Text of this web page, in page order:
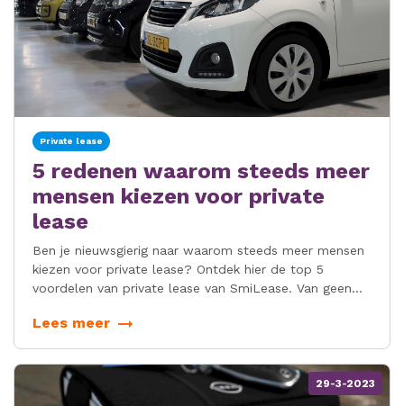
Private lease
5 redenen waarom steeds meer
mensen kiezen voor private
lease
Ben je nieuwsgierig naar waarom steeds meer mensen
kiezen voor private lease? Ontdek hier de top 5
voordelen van private lease van SmiLease. Van geen
Lees meer
29-3-2023